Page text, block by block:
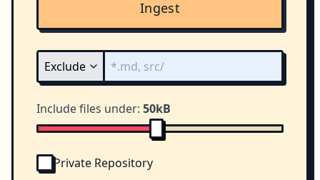
Ingest
Include files under: 50kB
Private Repository